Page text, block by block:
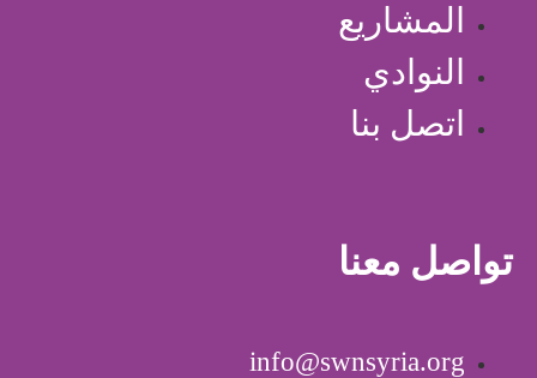
المشاريع
النوادي
اتصل بنا
تواصل معنا
info@swnsyria.org